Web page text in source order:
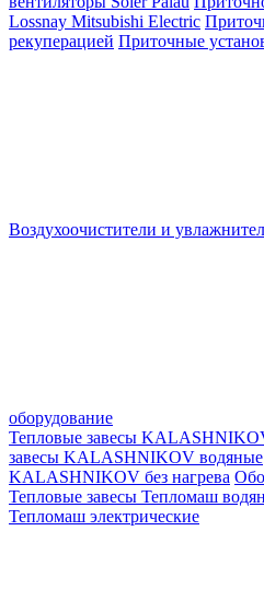
Lossnay Mitsubishi Electric
рекуперацией Приточные
Воздухоочистители и
оборудование
Тепловые завесы
завесы KALASHNIKOV водяные
KALASHNIKOV без нагрева
Тепловые завесы Тепломаш
Тепломаш электрические